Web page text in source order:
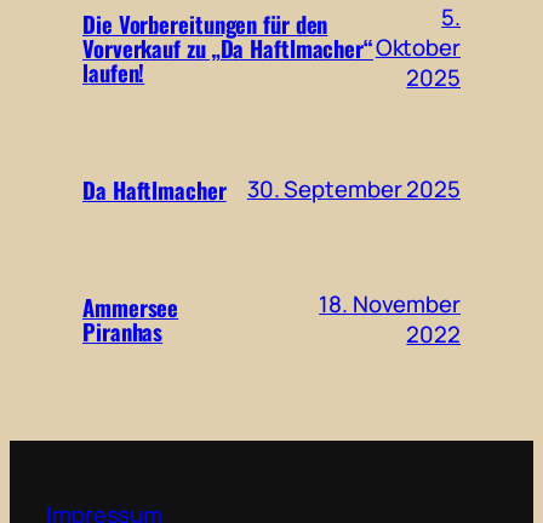
Die Vorbereitungen für den
Vorverkauf zu „Da Haftlmacher“
laufen!
5.
Oktober
2025
Da Haftlmacher 30. September 2025
Ammersee
Piranhas
18. November
2022
Impressum